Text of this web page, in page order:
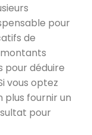
pour
de
pour déduire
vous optez
plus fournir un
pour